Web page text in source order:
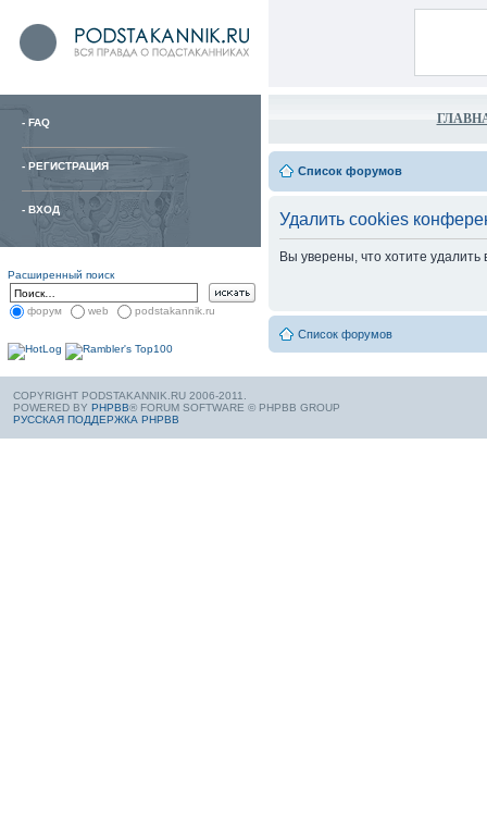
- FAQ
- РЕГИСТРАЦИЯ
- ВХОД
Расширенный поиск
форум web podstakannik.ru
Список форумов
Удалить cookies
Вы уверены, что хотите
Список форумов
COPYRIGHT PODSTAKANNIK.RU 2006-2011.
POWERED BY PHPBB® FORUM SOFTWARE © PHPBB GROUP
РУССКАЯ ПОДДЕРЖКА PHPBB